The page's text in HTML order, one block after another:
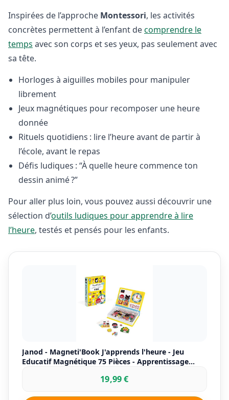
Inspirées de l’approche Montessori, les activités
concrètes permettent à l’enfant decomprendre le
temps avec son corps et ses yeux, pas seulement avec
sa tête.
Horloges à aiguilles mobiles pour manipuler
librement
Jeux magnétiques pour recomposer une heure
donnée
Rituels quotidiens : lire l’heure avant de partir à
l’école, avant le repas
Défis ludiques : “À quelle heure commence ton
dessin animé ?”
Pour aller plus loin, vous pouvez aussi découvrir une
sélection d’outils ludiques pour apprendre à lire
l’heure, testés et pensés pour les enfants.
Janod - Magneti'Book J'apprends l'heure - Jeu
Educatif Magnétique 75 Pièces - Apprentissage
19,99 €